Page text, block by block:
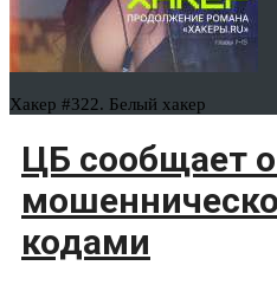
Хакер #322. Белый хакер
ЦБ сообщает
кодами